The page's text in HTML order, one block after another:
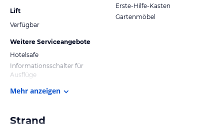
Lift
Verfügbar
Weitere Serviceangebote
Hotelsafe
Informationsschalter für
Ausflüge
Erste-Hilfe-Kasten
Gartenmöbel
Mehr anzeigen
Strand